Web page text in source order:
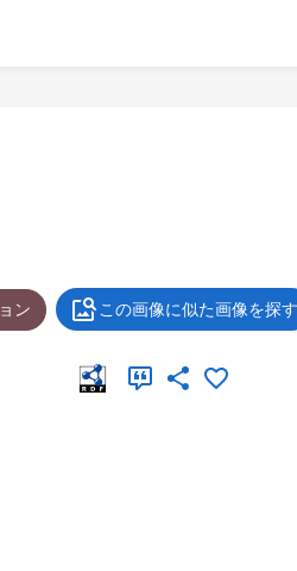
ン この画像に似た画像を探す